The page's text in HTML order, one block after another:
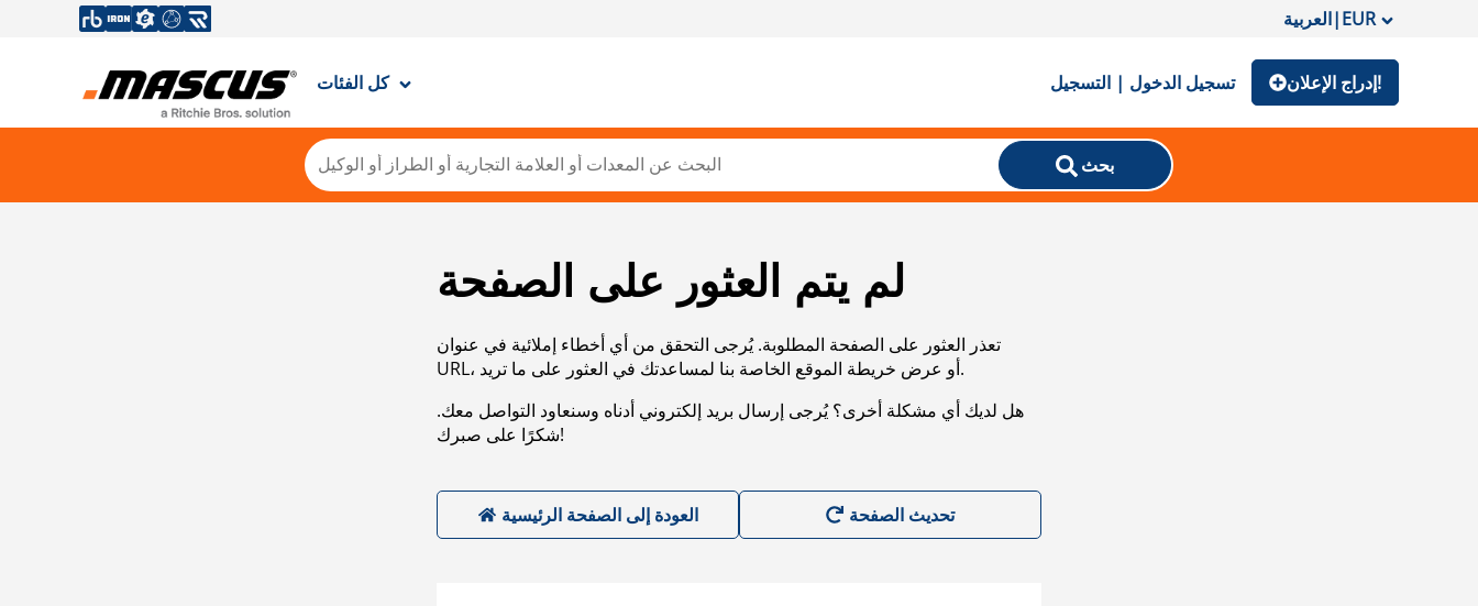
العربية|EUR
كل الفئات تسجيل الدخول | التسجيل إدراج الإعلان!
بحث
لم يتم العثور على الصفحة
تعذر العثور على الصفحة المطلوبة. يُرجى التحقق من أي أخطاء إملائية في عنوان
URL، أو عرض خريطة الموقع الخاصة بنا لمساعدتك في العثور على ما تريد.
هل لديك أي مشكلة أخرى؟ يُرجى إرسال بريد إلكتروني أدناه وسنعاود التواصل معك.
شكرًا على صبرك!
العودة إلى الصفحة الرئيسية